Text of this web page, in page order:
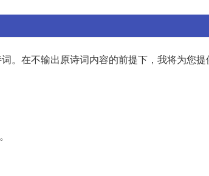
。在不输出原诗词内容的前提下，我将为您提